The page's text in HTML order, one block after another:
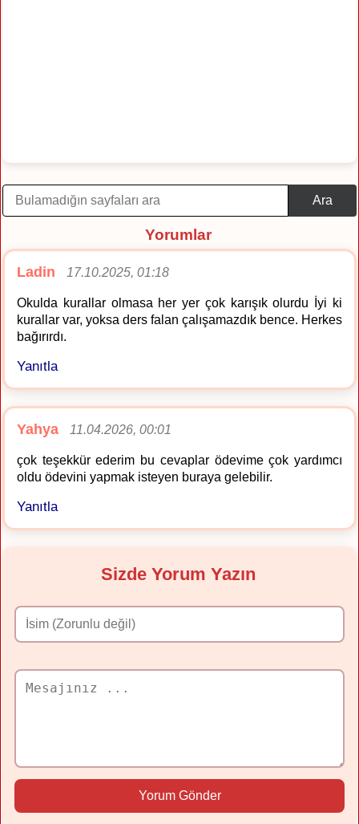
Ara
Yorumlar
Ladin 17.10.2025, 01:18
Okulda kurallar olmasa her yer çok karışık olurdu İyi ki
kurallar var, yoksa ders falan çalışamazdık bence. Herkes
bağırırdı.
Yanıtla
Yahya 11.04.2026, 00:01
çok teşekkür ederim bu cevaplar ödevime çok yardımcı
oldu ödevini yapmak isteyen buraya gelebilir.
Yanıtla
Sizde Yorum Yazın
Yorum Gönder